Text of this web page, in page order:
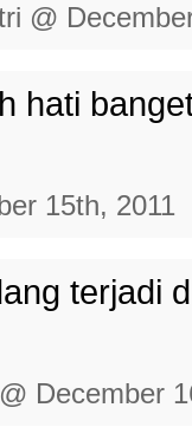
@
hati
15th, 2011
terjadi
December